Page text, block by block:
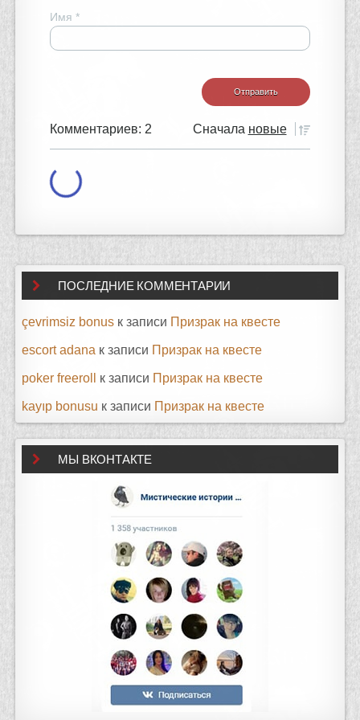
Имя *
Комментариев: 2 Сначала новые
ПОСЛЕДНИЕ КОММЕНТАРИИ
çevrimsiz bonus к записи Призрак на квесте
escort adana к записи Призрак на квесте
poker freeroll к записи Призрак на квесте
kayıp bonusu к записи Призрак на квесте
МЫ ВКОНТАКТЕ